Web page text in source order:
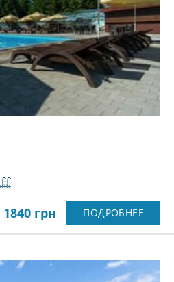
1840 грн ПОДРОБНЕЕ